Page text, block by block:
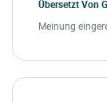
Übersetzt Von
Meinung